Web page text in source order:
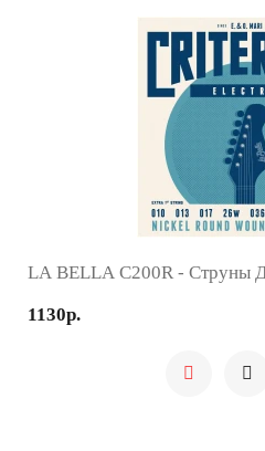
LA BELLA C200R - Струны
1130р.